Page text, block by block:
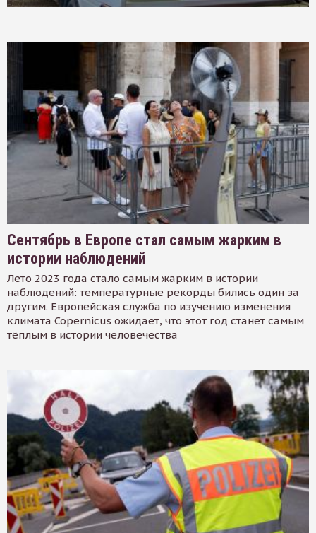
Сентябрь в Европе стал самым жарким в
истории наблюдений
Лето 2023 года стало самым жарким в истории
наблюдений: температурные рекорды бились один за
другим. Европейская служба по изучению изменения
климата Copernicus ожидает, что этот год станет самым
тёплым в истории человечества